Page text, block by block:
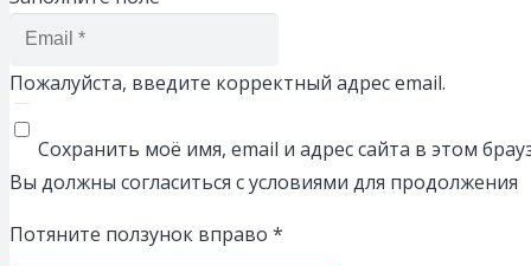
Пожалуйста, введите корректный адрес email.
Сохранить моё имя, email и адрес сайта в этом
Вы должны согласиться с условиями для продолжения
Потяните ползунок вправо *